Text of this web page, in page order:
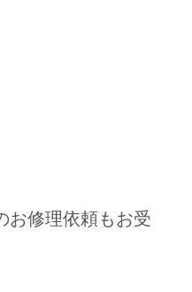
お修理依頼もお受